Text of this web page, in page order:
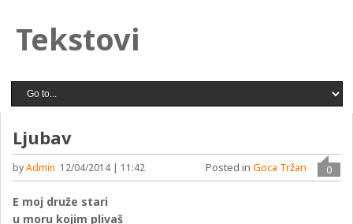
Tekstovi
Ljubav
byAdmin 12/04/2014 | 11:42 0
Posted in Goca Tržan
E moj druže stari
u moru kojim plivaš